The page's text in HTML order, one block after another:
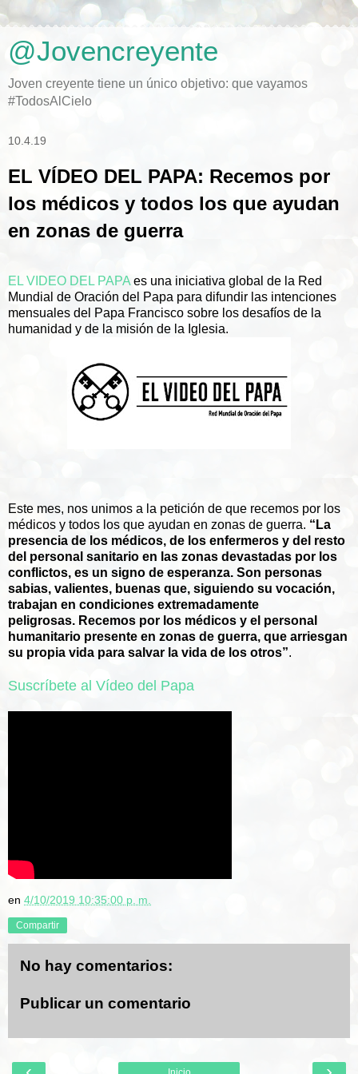
@Jovencreyente
Joven creyente tiene un único objetivo: que vayamos
#TodosAlCielo
10.4.19
EL VÍDEO DEL PAPA: Recemos por
los médicos y todos los que ayudan
en zonas de guerra
EL VIDEO DEL PAPA es una iniciativa global de la Red
Mundial de Oración del Papa para difundir las intenciones
mensuales del Papa Francisco sobre los desafíos de la
humanidad y de la misión de la Iglesia.
Este mes, nos unimos a la petición de que recemos por los
médicos y todos los que ayudan en zonas de guerra. “La
presencia de los médicos, de los enfermeros y del resto
del personal sanitario en las zonas devastadas por los
conflictos, es un signo de esperanza. Son personas
sabias, valientes, buenas que, siguiendo su vocación,
trabajan en condiciones extremadamente
peligrosas. Recemos por los médicos y el personal
humanitario presente en zonas de guerra, que arriesgan
su propia vida para salvar la vida de los otros”.
Suscríbete al Vídeo del Papa
en 4/10/2019 10:35:00 p. m.
Compartir
No hay comentarios:
Publicar un comentario